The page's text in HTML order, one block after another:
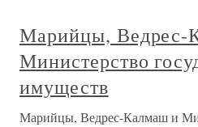
Марийцы, Ведрес-
Министерство
имуществ
Марийцы, Ведрес-Калмаш и